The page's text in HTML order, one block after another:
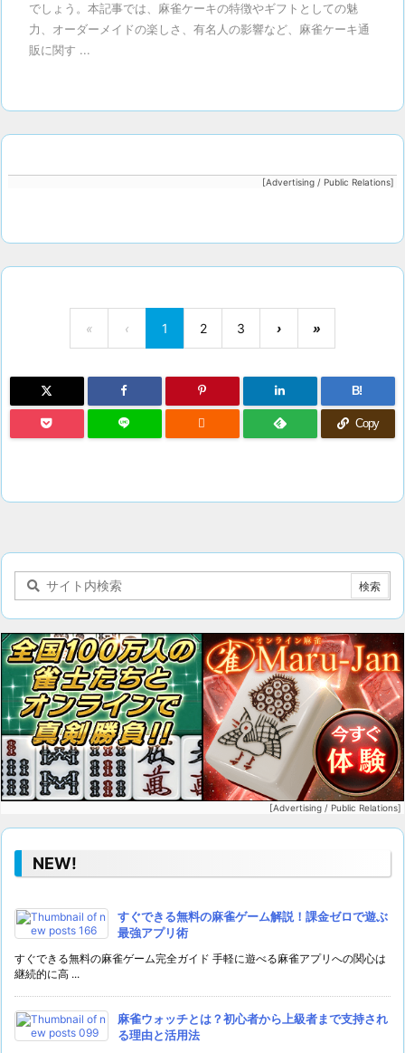
でしょう。本記事では、麻雀ケーキの特徴やギフトとしての魅
力、オーダーメイドの楽しさ、有名人の影響など、麻雀ケーキ通
販に関す ...
[Advertising / Public Relations]
« ‹ 1 2 3 › »
B!
 Copy
[Advertising / Public Relations]
NEW!
すぐできる無料の麻雀ゲーム解説！課金ゼロで遊ぶ
最強アプリ術
すぐできる無料の麻雀ゲーム完全ガイド 手軽に遊べる麻雀アプリへの関心は
継続的に高 ...
麻雀ウォッチとは？初心者から上級者まで支持され
る理由と活用法